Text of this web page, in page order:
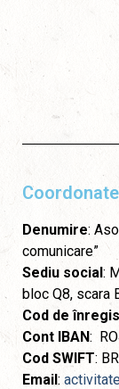
Denumire:
comunicare”
Sediu social:
bloc Q8, scara
Cod de
Cont IBAN:
Cod SWIFT:
Email: